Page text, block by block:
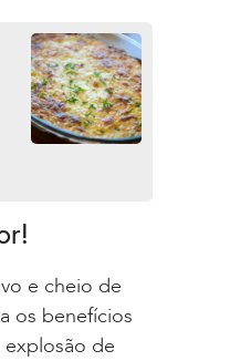
e cheio de
os benefícios
de